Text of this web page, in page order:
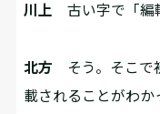
川上 古い字で「編
北方 そう。そこで
載されることがわか